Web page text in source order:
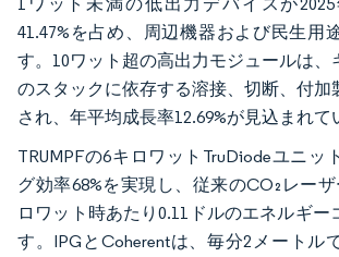
41.47%を占め、周辺機器および民生用
す。10ワット超の高出力モジュールは、
のスタックに依存する溶接、切断、付加
され、年平均成長率12.69%が見込まれて
TRUMPFの6キロワットTruDiodeユニッ
グ効率68%を実現し、従来のCO₂レー
ロワット時あたり0.11ドルのエネルギー
す。IPGとCoherentは、毎分2メートル